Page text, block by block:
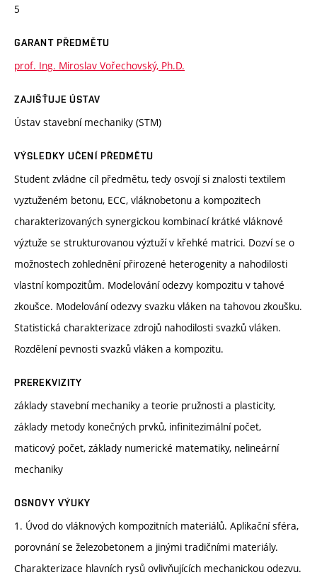
5
GARANT PŘEDMĚTU
prof. Ing. Miroslav Vořechovský, Ph.D.
ZAJIŠŤUJE ÚSTAV
Ústav stavební mechaniky (STM)
VÝSLEDKY UČENÍ PŘEDMĚTU
Student zvládne cíl předmětu, tedy osvojí si znalosti textilem
vyztuženém betonu, ECC, vláknobetonu a kompozitech
charakterizovaných synergickou kombinací krátké vláknové
výztuže se strukturovanou výztuží v křehké matrici. Dozví se o
možnostech zohlednění přirozené heterogenity a nahodilosti
vlastní kompozitům. Modelování odezvy kompozitu v tahové
zkoušce. Modelování odezvy svazku vláken na tahovou zkoušku.
Statistická charakterizace zdrojů nahodilosti svazků vláken.
Rozdělení pevnosti svazků vláken a kompozitu.
PREREKVIZITY
základy stavební mechaniky a teorie pružnosti a plasticity,
základy metody konečných prvků, infinitezimální počet,
maticový počet, základy numerické matematiky, nelineární
mechaniky
OSNOVY VÝUKY
1. Úvod do vláknových kompozitních materiálů. Aplikační sféra,
porovnání se železobetonem a jinými tradičními materiály.
Charakterizace hlavních rysů ovlivňujících mechanickou odezvu.